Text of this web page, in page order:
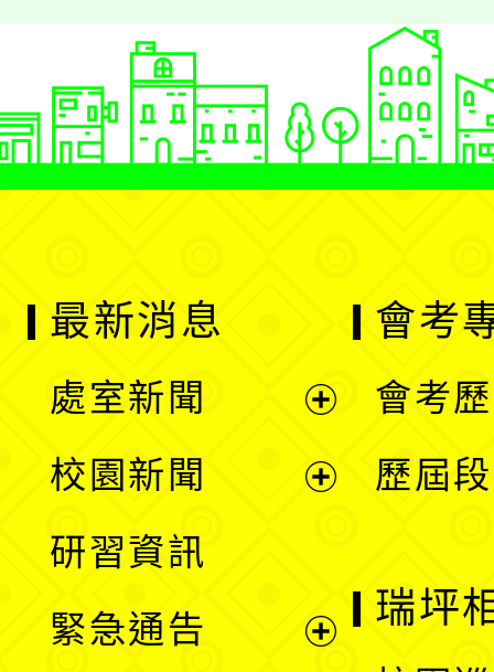
最新消息
處室新聞
單
校園新聞
選
研習資訊
緊急通告
會考
會考
歷屆
瑞坪